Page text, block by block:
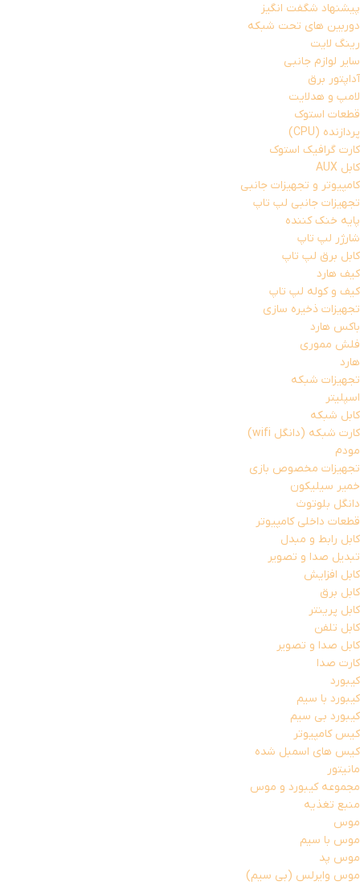
پیشنهاد شگفت انگیز
دوربین های تحت شبکه
رینگ لایت
سایر لوازم جانبی
آداپتور برق
لامپ و هدلایت
قطعات استوک
پردازنده (CPU)
کارت گرافیک استوک
کابل AUX
کامپیوتر و تجهیزات جانبی
تجهیزات جانبی لپ تاپ
پایه خنک کننده
شارژر لپ تاپ
کابل برق لپ تاپ
کیف هارد
کیف و کوله لپ تاپ
تجهیزات ذخیره سازی
باکس هارد
فلش مموری
هارد
تجهیزات شبکه
اسپلیتر
کابل شبکه
کارت شبکه (دانگل wifi)
مودم
تجهیزات مخصوص بازی
خمیر سیلیکون
دانگل بلوتوث
قطعات داخلی کامپیوتر
کابل رابط و مبدل
تبدیل صدا و تصویر
کابل افزایش
کابل برق
کابل پرینتر
کابل تلفن
کابل صدا و تصویر
کارت صدا
کیبورد
کیبورد با سیم
کیبورد بی سیم
کیس کامپیوتر
کیس های اسمبل شده
مانیتور
مجموعه کیبورد و موس
منبع تغذیه
موس
موس با سیم
موس پد
موس وایرلس (بی سیم)